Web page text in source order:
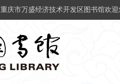
重庆市万盛经济技术开发区图书馆欢迎